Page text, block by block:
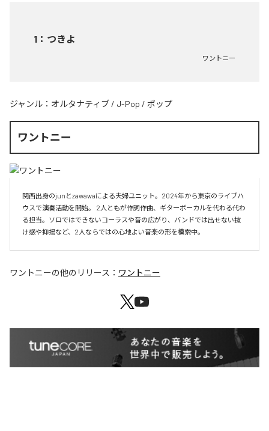
1 ： つきよ
ワントニー
ジャンル： オルタナティブ / J-Pop / ポップ
ワントニー
関西出身のjunとzawawaによる夫婦ユニット。2024年から東京のライブハ
ウスで演奏活動を開始。 2人ともが作詞作曲、ギターボーカルを代わる代わ
る担当。ソロではできないコーラスや音の広がり、バンドでは出せない抜
け感や抑揚など、2人ならではの心地よい音楽の形を模索中。
ワントニーの他のリリース： ワントニー